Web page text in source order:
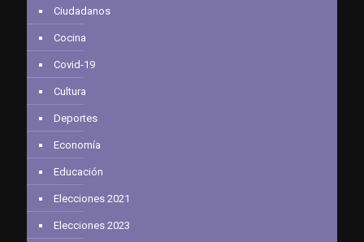
Ciudadanos
Cocina
Covid-19
Cultura
Deportes
Economía
Educación
Elecciones 2021
Elecciones 2023